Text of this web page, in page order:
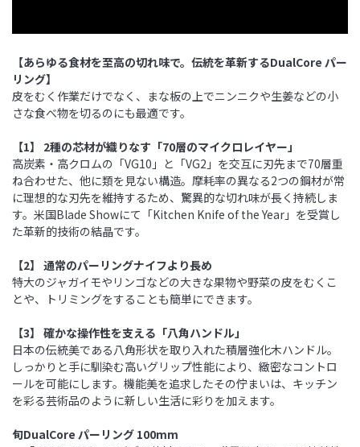
【あらゆる食材を至高の切れ味で。伝統を革新するDualCore パー
リング】
皮をむく作業だけでなく、まな板の上でニンニクや生姜などの小
さな食べ物を切るのにも最適です。
【1】 2種の芯材が織りなす「70層のマイクロレイヤー」
高炭素・高クロムの「VG10」と「VG2」を交互に刃先まで70層重
ね合わせた、他に類を見ない構造。摩耗率の異なる2つの鋼材が常
に理想的な刃先を維持するため、驚異的な切れ味が長く持続しま
す。米国Blade Showにて「Kitchen Knife of the Year」を受賞し
た革新的技術の結晶です。
【2】 通常のパーリングナイフより長め
特大のジャガイモやリンゴなどの大きな果物や野菜の皮をむくこ
とや、トリミングをすることも簡単にできます。
【3】 確かな操作性を支える「八角ハンドル」
日本の伝統美である八角形状を取り入れた積層強化木ハンドル。
しっかりと手に馴染む高いグリップ性能により、緻密なコントロ
ールを可能にします。機能美を追求したその佇まいは、キッチン
を彩る芸術品のように新しい生活に彩りを加えます。
旬DualCore パーリング 100mm